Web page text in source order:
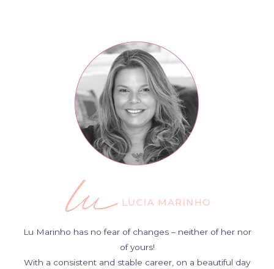
Lu Marinho has no fear of changes – neither of her nor
of yours!
With a consistent and stable career, on a beautiful day